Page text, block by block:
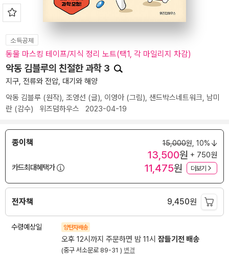
소득공제
동물 마스킹 테이프/지식 정리 노트(택1, 각 마일리지 차감)
악동 김블루의 친절한 과학 3
지구, 전류와 전압, 대기와 해양
악동 김블루 (원작), 조영선 (글), 이영아 (그림), 샌드박스네트워크, 남미
란 (감수) 위즈덤하우스 2023-04-19
종이책 15,000원, 10%
13,500원 + 750원
카드최대혜택가
11,475원 더보기
전자책 9,450원
수령예상일 양탄자배송
오후 12시까지 주문하면 밤 11시 잠들기전 배송
(중구 서소문로 89-31 ) 변경